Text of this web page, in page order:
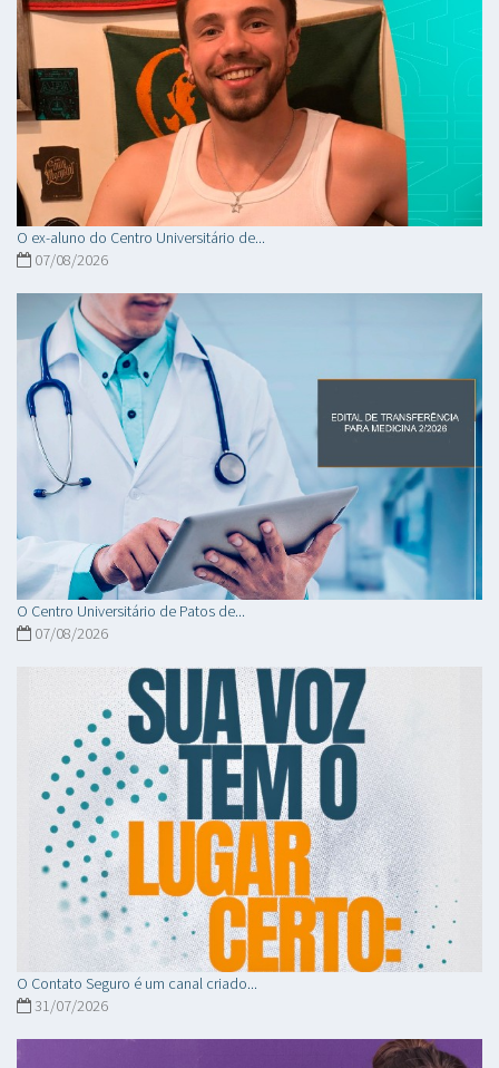
O ex-aluno do Centro Universitário de...
07/08/2026
O Centro Universitário de Patos de...
07/08/2026
O Contato Seguro é um canal criado...
31/07/2026